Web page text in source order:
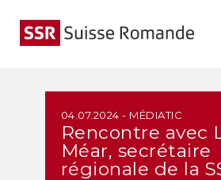
04.07.2024 - MÉDIATIC
Rencontre avec
Méar, secrétaire
régionale de la